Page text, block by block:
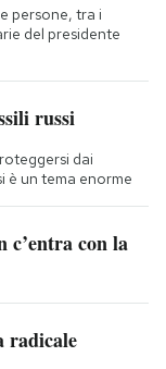
persone, tra i
del presidente
russi
dai
è un tema enorme
c’entra con la
radicale